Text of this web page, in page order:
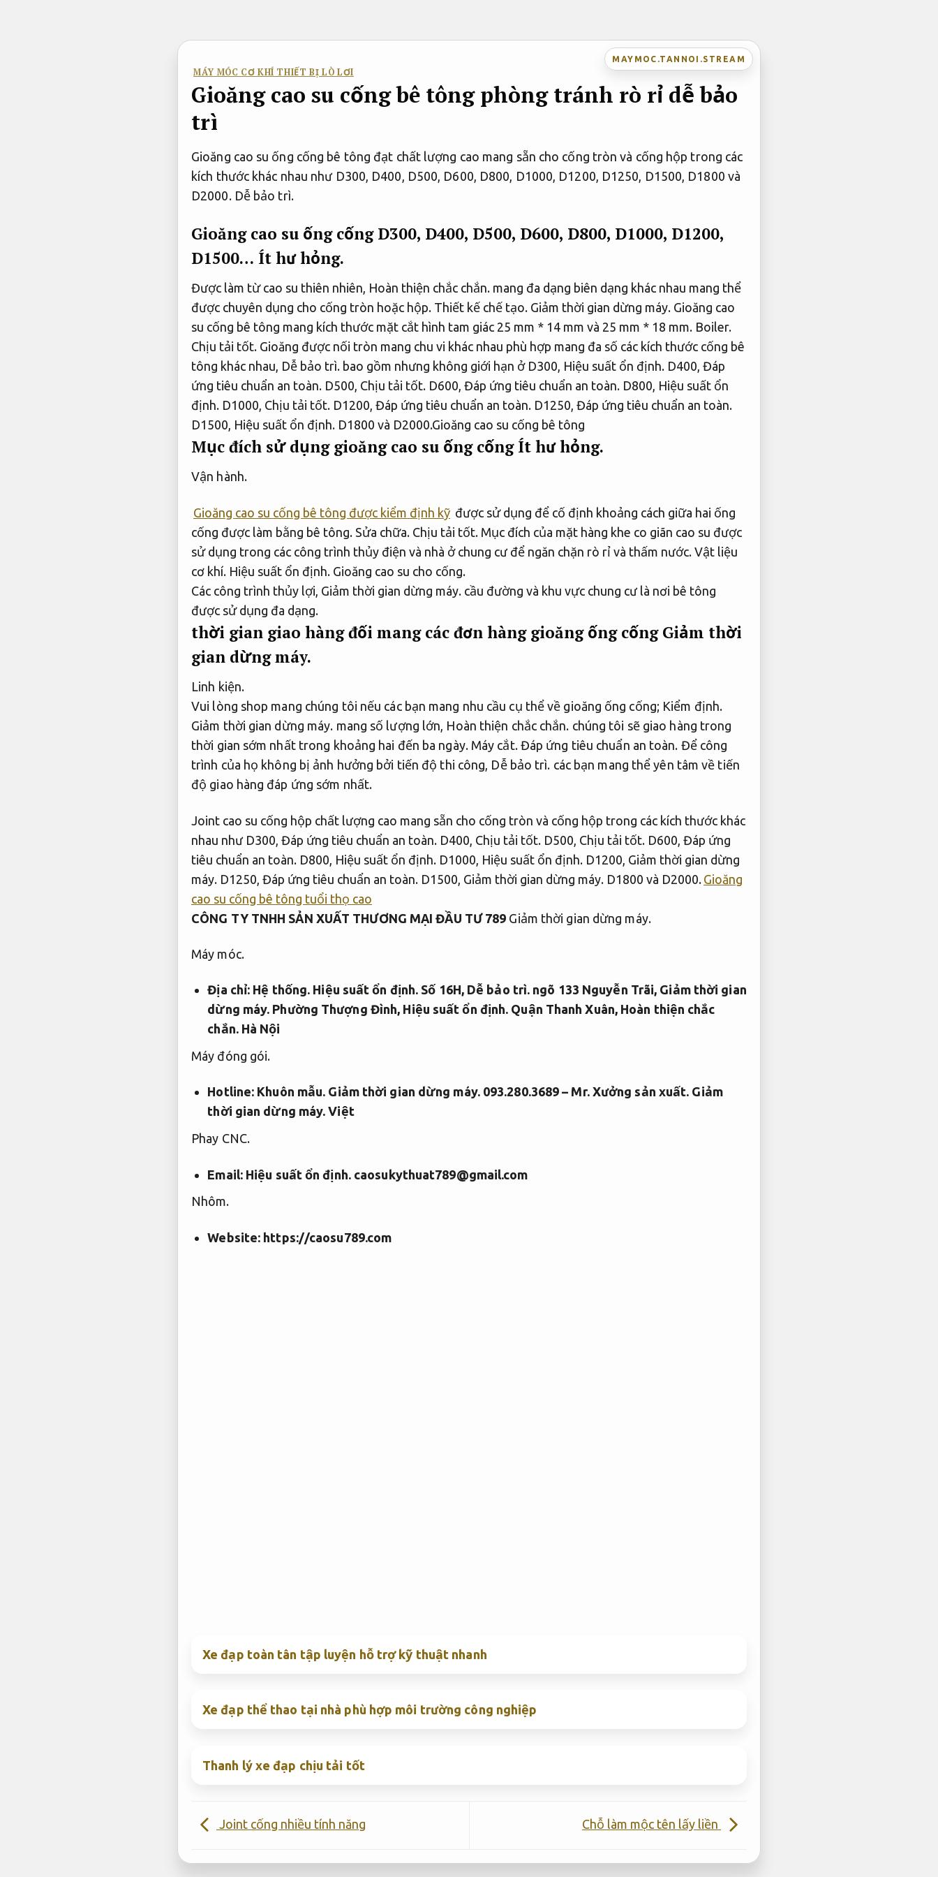
MAYMOC.TANNOI.STREAM
MÁY MÓC CƠ KHÍ THIẾT BỊ LÒ LƠI
Gioăng cao su cống bê tông phòng tránh rò rỉ dễ bảo
trì
Gioăng cao su ống cống bê tông đạt chất lượng cao mang sẵn cho cống tròn và cống hộp trong các
kích thước khác nhau như D300, D400, D500, D600, D800, D1000, D1200, D1250, D1500, D1800 và
D2000. Dễ bảo trì.
Gioăng cao su ống cống D300, D400, D500, D600, D800, D1000, D1200,
D1500… Ít hư hỏng.
Được làm từ cao su thiên nhiên, Hoàn thiện chắc chắn. mang đa dạng biên dạng khác nhau mang thể
được chuyên dụng cho cống tròn hoặc hộp. Thiết kế chế tạo. Giảm thời gian dừng máy. Gioăng cao
su cống bê tông mang kích thước mặt cắt hình tam giác 25 mm * 14 mm và 25 mm * 18 mm. Boiler.
Chịu tải tốt. Gioăng được nối tròn mang chu vi khác nhau phù hợp mang đa số các kích thước cống bê
tông khác nhau, Dễ bảo trì. bao gồm nhưng không giới hạn ở D300, Hiệu suất ổn định. D400, Đáp
ứng tiêu chuẩn an toàn. D500, Chịu tải tốt. D600, Đáp ứng tiêu chuẩn an toàn. D800, Hiệu suất ổn
định. D1000, Chịu tải tốt. D1200, Đáp ứng tiêu chuẩn an toàn. D1250, Đáp ứng tiêu chuẩn an toàn.
D1500, Hiệu suất ổn định. D1800 và D2000.Gioăng cao su cống bê tông
Mục đích sử dụng gioăng cao su ống cống Ít hư hỏng.
Vận hành.
Gioăng cao su cống bê tông được kiểm định kỹ được sử dụng để cố định khoảng cách giữa hai ống
cống được làm bằng bê tông. Sửa chữa. Chịu tải tốt. Mục đích của mặt hàng khe co giãn cao su được
sử dụng trong các công trình thủy điện và nhà ở chung cư để ngăn chặn rò rỉ và thấm nước. Vật liệu
cơ khí. Hiệu suất ổn định. Gioăng cao su cho cống.
Các công trình thủy lợi, Giảm thời gian dừng máy. cầu đường và khu vực chung cư là nơi bê tông
được sử dụng đa dạng.
thời gian giao hàng đối mang các đơn hàng gioăng ống cống Giảm thời
gian dừng máy.
Linh kiện.
Vui lòng shop mang chúng tôi nếu các bạn mang nhu cầu cụ thể về gioăng ống cống; Kiểm định.
Giảm thời gian dừng máy. mang số lượng lớn, Hoàn thiện chắc chắn. chúng tôi sẽ giao hàng trong
thời gian sớm nhất trong khoảng hai đến ba ngày. Máy cắt. Đáp ứng tiêu chuẩn an toàn. Để công
trình của họ không bị ảnh hưởng bởi tiến độ thi công, Dễ bảo trì. các bạn mang thể yên tâm về tiến
độ giao hàng đáp ứng sớm nhất.
Joint cao su cống hộp chất lượng cao mang sẵn cho cống tròn và cống hộp trong các kích thước khác
nhau như D300, Đáp ứng tiêu chuẩn an toàn. D400, Chịu tải tốt. D500, Chịu tải tốt. D600, Đáp ứng
tiêu chuẩn an toàn. D800, Hiệu suất ổn định. D1000, Hiệu suất ổn định. D1200, Giảm thời gian dừng
máy. D1250, Đáp ứng tiêu chuẩn an toàn. D1500, Giảm thời gian dừng máy. D1800 và D2000. Gioăng
cao su cống bê tông tuổi thọ cao
CÔNG TY TNHH SẢN XUẤT THƯƠNG MẠI ĐẦU TƯ 789 Giảm thời gian dừng máy.
Máy móc.
Địa chỉ: Hệ thống. Hiệu suất ổn định. Số 16H, Dễ bảo trì. ngõ 133 Nguyễn Trãi, Giảm thời gian
dừng máy. Phường Thượng Đình, Hiệu suất ổn định. Quận Thanh Xuân, Hoàn thiện chắc
chắn.Hà Nội
Máy đóng gói.
Hotline: Khuôn mẫu. Giảm thời gian dừng máy.093.280.3689 – Mr. Xưởng sản xuất. Giảm
thời gian dừng máy. Việt
Phay CNC.
Email: Hiệu suất ổn định. caosukythuat789@gmail.com
Nhôm.
Website: https://caosu789.com
Xe đạp toàn tân tập luyện hỗ trợ kỹ thuật nhanh
Xe đạp thể thao tại nhà phù hợp môi trường công nghiệp
Thanh lý xe đạp chịu tải tốt
Joint cống nhiều tính năng Chỗ làm mộc tên lấy liền